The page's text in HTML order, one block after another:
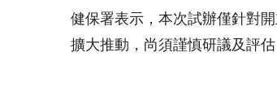
健保署表示，本次試辦僅針對
擴大推動，尚須謹慎研議及評